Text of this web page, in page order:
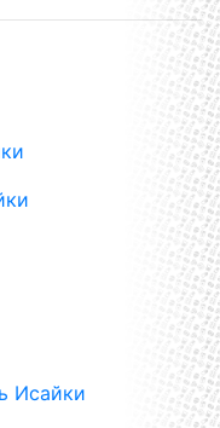
Исайки